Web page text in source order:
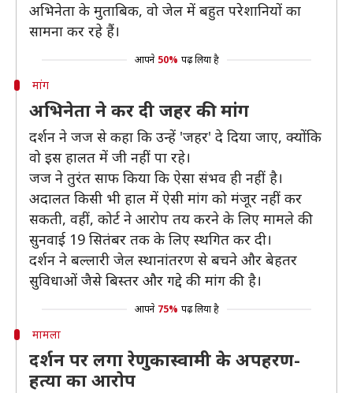
अभिनेता के मुताबिक, वो जेल में बहुत परेशानियों का
सामना कर रहे हैं।
आपने 50% पढ़ लिया है
मांग
अभिनेता ने कर दी जहर की मांग
दर्शन ने जज से कहा कि उन्हें 'जहर' दे दिया जाए, क्योंकि
वो इस हालत में जी नहीं पा रहे।
जज ने तुरंत साफ किया कि ऐसा संभव ही नहीं है।
अदालत किसी भी हाल में ऐसी मांग को मंजूर नहीं कर
सकती, वहीं, कोर्ट ने आरोप तय करने के लिए मामले की
सुनवाई 19 सितंबर तक के लिए स्थगित कर दी।
दर्शन ने बल्लारी जेल स्थानांतरण से बचने और बेहतर
सुविधाओं जैसे बिस्तर और गद्दे की मांग की है।
आपने 75% पढ़ लिया है
मामला
दर्शन पर लगा रेणुकास्वामी के अपहरण-
हत्या का आराेप